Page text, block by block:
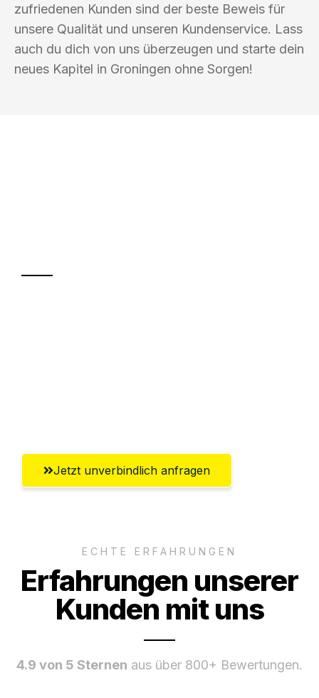
zufriedenen Kunden sind der beste Beweis für
unsere Qualität und unseren Kundenservice. Lass
auch du dich von uns überzeugen und starte dein
neues Kapitel in Groningen ohne Sorgen!
Jetzt unverbindlich anfragen
ECHTE ERFAHRUNGEN
Erfahrungen unserer
Kunden mit uns
4.9 von 5 Sternen aus über 800+ Bewertungen.